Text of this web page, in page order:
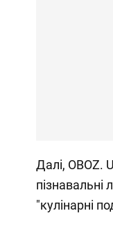
Далі, OBOZ.
пізнавальні
"кулінарні